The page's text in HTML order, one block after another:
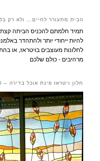
הבית מתעורר לחיים… ולא רק
תמיד חלמתם להכניס הביתה
להיות ייחודי יותר ולהתהדר
לחלונות מעוצבים בויטראז, או
מרהיבים - כולם שלכם
חלון ויטראז פינת אוכל בדירה – 2020